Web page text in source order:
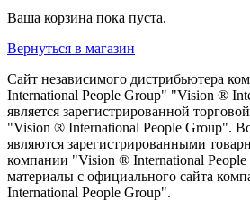
Ваша корзина пока пуста.
Вернуться в магазин
Сайт независимого дистрибьютера
International People Group" "Vision ®
является зарегистрированной
"Vision ® International People Group".
являются зарегистрированными
компании "Vision ® International
материалы с официального сайта
International People Group".